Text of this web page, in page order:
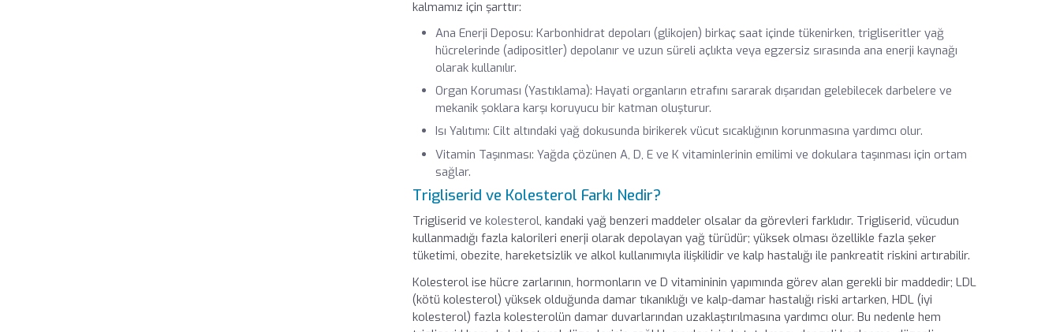
kalmamız için şarttır:
Ana Enerji Deposu: Karbonhidrat depoları (glikojen) birkaç saat içinde tükenirken, trigliseritler yağ
hücrelerinde (adipositler) depolanır ve uzun süreli açlıkta veya egzersiz sırasında ana enerji kaynağı
olarak kullanılır.
Organ Koruması (Yastıklama): Hayati organların etrafını sararak dışarıdan gelebilecek darbelere ve
mekanik şoklara karşı koruyucu bir katman oluşturur.
Isı Yalıtımı: Cilt altındaki yağ dokusunda birikerek vücut sıcaklığının korunmasına yardımcı olur.
Vitamin Taşınması: Yağda çözünen A, D, E ve K vitaminlerinin emilimi ve dokulara taşınması için ortam
sağlar.
Trigliserid ve Kolesterol Farkı Nedir?
Trigliserid ve kolesterol, kandaki yağ benzeri maddeler olsalar da görevleri farklıdır. Trigliserid, vücudun
kullanmadığı fazla kalorileri enerji olarak depolayan yağ türüdür; yüksek olması özellikle fazla şeker
tüketimi, obezite, hareketsizlik ve alkol kullanımıyla ilişkilidir ve kalp hastalığı ile pankreatit riskini artırabilir.
Kolesterol ise hücre zarlarının, hormonların ve D vitamininin yapımında görev alan gerekli bir maddedir; LDL
(kötü kolesterol) yüksek olduğunda damar tıkanıklığı ve kalp-damar hastalığı riski artarken, HDL (iyi
kolesterol) fazla kolesterolün damar duvarlarından uzaklaştırılmasına yardımcı olur. Bu nedenle hem